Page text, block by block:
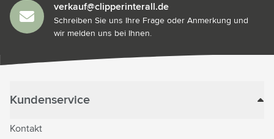
verkauf@clipperinterall.de
Schreiben Sie uns Ihre Frage oder Anmerkung und
wir melden uns bei Ihnen.
Kundenservice
Kontakt